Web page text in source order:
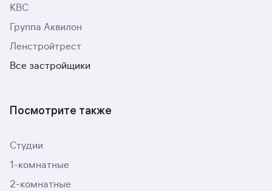
КВС
Группа Аквилон
Ленстройтрест
Все застройщики
Посмотрите также
Студии
1-комнатные
2-комнатные